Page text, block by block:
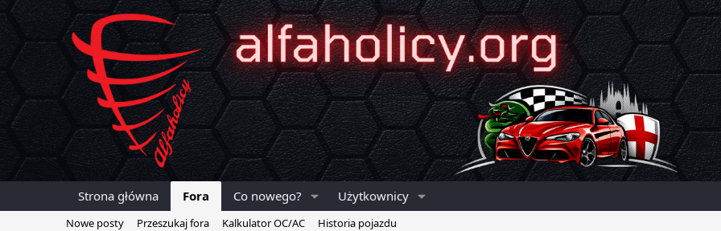
Strona główna Fora Co nowego? Użytkownicy
Nowe posty Przeszukaj fora Kalkulator OC/AC Historia pojazdu